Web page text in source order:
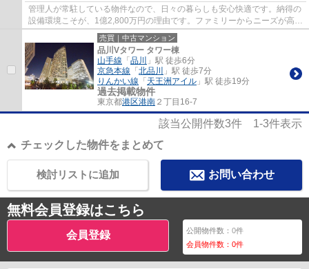
管理人が常駐している物件なので、日々の暮らしも安心快適です。納得の
設備環境こそが、1億2,800万円の理由です。ファミリーからニーズが高く
てご好評を頂いている2LDK物件です。安心...
売買｜中古マンション
品川Vタワー タワー棟
山手線 「 品川
」駅 徒歩6分
京急本線 「 北品川
」駅 徒歩7分
りんかい線 「 天王洲アイル 」駅 徒歩19分
過去掲載物件
東京都港区港南 ２丁目16-7
該当公開件数3件 1-3件表示
チェックした物件をまとめて
お問い合わせ
検討リストに追加
無料会員登録はこちら
会員登録 公開物件数：0件
会員物件数：0件